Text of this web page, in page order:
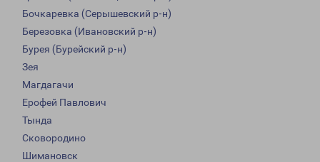
Бочкаревка (Серышевский р-н)
Березовка (Ивановский р-н)
Бурея (Бурейский р-н)
Зея
Магдагачи
Ерофей Павлович
Тында
Сковородино
Шимановск